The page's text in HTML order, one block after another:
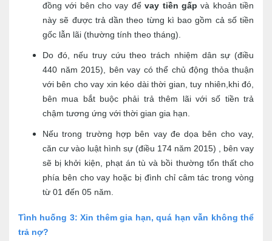
đồng với bên cho vay đểvay tiền gấp và khoản tiền
này sẽ được trả dần theo từng kì bao gồm cả số tiền
gốc lẫn lãi (thường tính theo tháng).
Do đó, nếu truy cứu theo trách nhiệm dân sự (điều
440 năm 2015), bên vay có thể chủ động thỏa thuận
với bên cho vay xin kéo dài thời gian, tuy nhiên,khi đó,
bên mua bắt buộc phải trả thêm lãi với số tiền trả
chậm tương ứng với thời gian gia hạn.
Nếu trong trường hợp bên vay đe dọa bên cho vay,
căn cư vào luật hình sự (điều 174 năm 2015) , bên vay
sẽ bị khởi kiện, phạt án tù và bồi thường tổn thất cho
phía bên cho vay hoặc bị đình chỉ câm tác trong vòng
từ 01 đến 05 năm.
Tình huống 3: Xin thêm gia hạn, quá hạn vẫn không thể
trả nợ?